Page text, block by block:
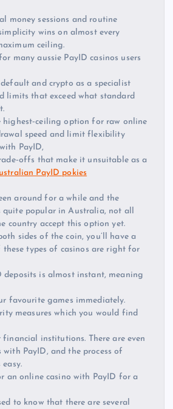
money sessions and routine
wins on almost every
ceiling.
many aussie PayID casinos users
default and crypto as a specialist
limits that exceed what standard
highest‑ceiling option for raw online
speed and limit flexibility
PayID,
that make it unsuitable as a
PayID pokies
around for a while and the
quite popular in Australia, not all
country accept this option yet.
sides of the coin, you’ll have a
types of casinos are right for
deposits is almost instant, meaning
favourite games immediately.
measures which you would find
financial institutions. There are even
with PayID, and the process of
an online casino with PayID for a
to know that there are several